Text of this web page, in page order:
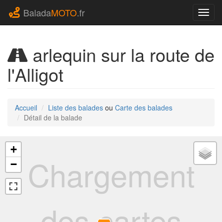
BaladaMOTO.fr
arlequin sur la route de
l'Alligot
Accueil Liste des balades ou Carte des balades
Détail de la balade
Chargement
+
−